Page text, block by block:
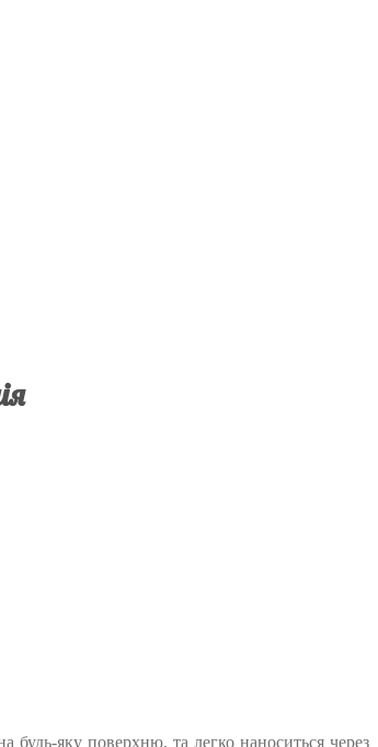
будь-яку поверхню, та легко наноситься через